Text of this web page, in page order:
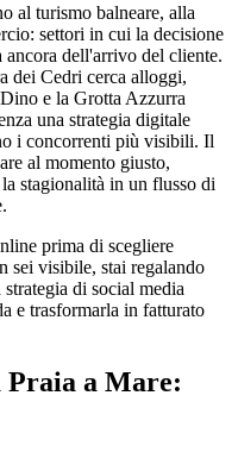
al turismo balneare, alla
settori in cui la decisione
ancora dell'arrivo del cliente.
dei Cedri cerca alloggi,
e la Grotta Azzurra
una strategia digitale
i concorrenti più visibili. Il
al momento giusto,
stagionalità in un flusso di
prima di scegliere
sei visibile, stai regalando
di social media
e trasformarla in fatturato
Praia a Mare: